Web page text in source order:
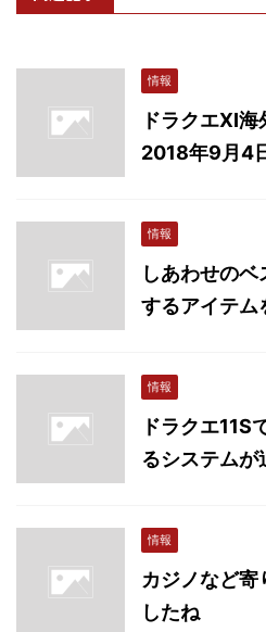
情報
ドラクエXI
2018年9月4
情報
しあわせの
するアイテム
情報
ドラクエ11S
るシステムが
情報
カジノなど寄
したね